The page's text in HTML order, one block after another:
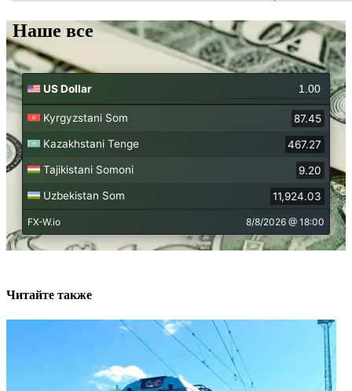
Наше все
Читайте также